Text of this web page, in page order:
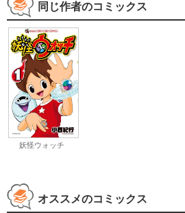
同じ作者のコミックス
妖怪ウォッチ
オススメのコミックス